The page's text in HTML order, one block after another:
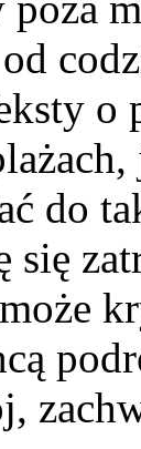
o
do
się